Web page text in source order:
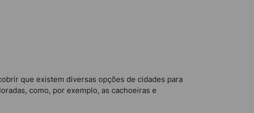
que existem diversas opções de cidades para
como, por exemplo, as cachoeiras e